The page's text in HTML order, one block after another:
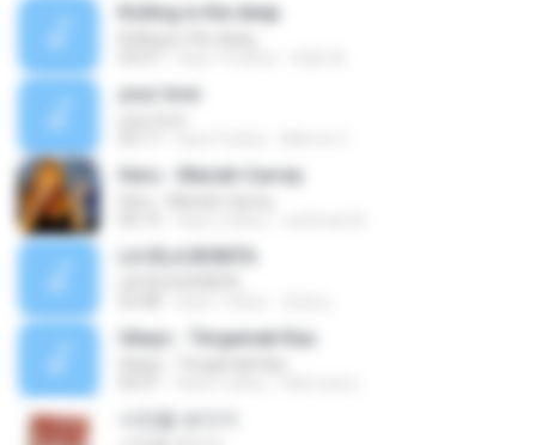
Rolling in the deep
your love
Hero - Mariah Carrey
Ukays - Tergamak Kau
사진을 보다가